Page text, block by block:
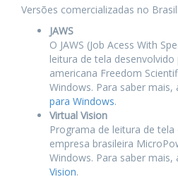
Versões comercializadas no Brasil:
JAWS
O JAWS (Job Acess With
leitura de tela
americana Freedom
Windows. Para saber mais,
para Windows.
Virtual Vision
Programa de leitura de
empresa brasileira
Windows. Para saber mais,
Vision.